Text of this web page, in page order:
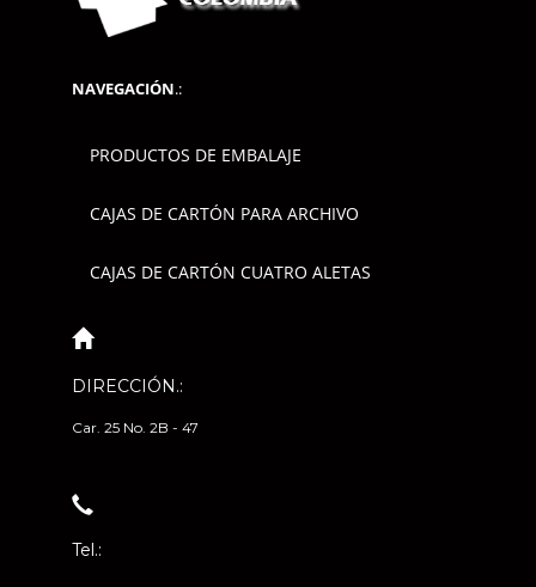
NAVEGACIÓN.:
PRODUCTOS DE EMBALAJE
CAJAS DE CARTÓN PARA ARCHIVO
CAJAS DE CARTÓN CUATRO ALETAS
DIRECCIÓN.:
Car. 25 No. 2B - 47
Tel.: